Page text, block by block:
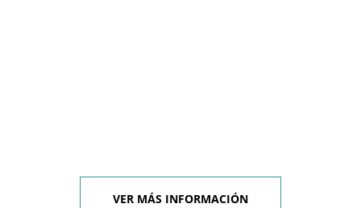
VER MÁS INFORMACIÓN